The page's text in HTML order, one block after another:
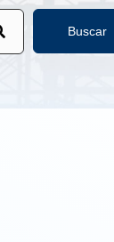
Buscar